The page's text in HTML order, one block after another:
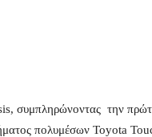
συμπληρώνοντας την
πολυμέσων Toyota